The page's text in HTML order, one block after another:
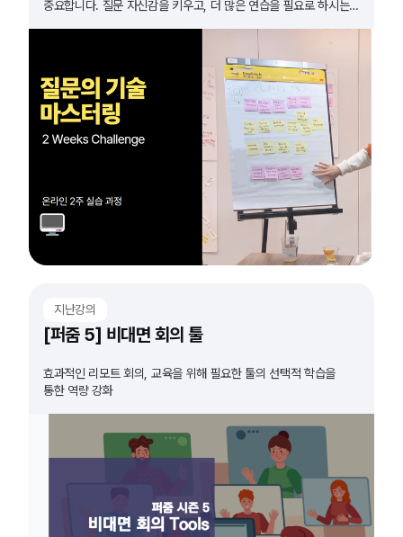
중요합니다. 질문 자신감을 키우고, 더 많은 연습을 필요로 하시는
지난강의
[퍼줌 5] 비대면 회의 툴
효과적인 리모트 회의, 교육을 위해 필요한 툴의 선택적 학습을
통한 역량 강화